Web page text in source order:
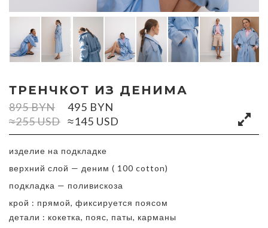
ТРЕНЧКОТ ИЗ ДЕНИМА
895BYN
≈255 USD
495 BYN
≈145 USD
изделие на подкладке ⠀
верхний слой — деним ( 100 cotton)⠀
подкладка — поливискоза
крой : прямой, фиксируется поясом
детали : кокетка, пояс, паты, карманы